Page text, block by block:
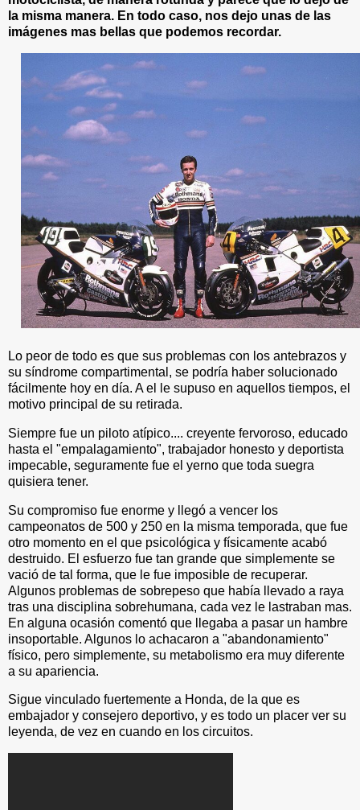
la misma manera. En todo caso, nos dejo unas de las
imágenes mas bellas que podemos recordar.
Lo peor de todo es que sus problemas con los antebrazos y
su síndrome compartimental, se podría haber solucionado
fácilmente hoy en día. A el le supuso en aquellos tiempos, el
motivo principal de su retirada.
Siempre fue un piloto atípico.... creyente fervoroso, educado
hasta el "empalagamiento", trabajador honesto y deportista
impecable, seguramente fue el yerno que toda suegra
quisiera tener.
Su compromiso fue enorme y llegó a vencer los
campeonatos de 500 y 250 en la misma temporada, que fue
otro momento en el que psicológica y físicamente acabó
destruido. El esfuerzo fue tan grande que simplemente se
vació de tal forma, que le fue imposible de recuperar.
Algunos problemas de sobrepeso que había llevado a raya
tras una disciplina sobrehumana, cada vez le lastraban mas.
En alguna ocasión comentó que llegaba a pasar un hambre
insoportable. Algunos lo achacaron a "abandonamiento"
físico, pero simplemente, su metabolismo era muy diferente
a su apariencia.
Sigue vinculado fuertemente a Honda, de la que es
embajador y consejero deportivo, y es todo un placer ver su
leyenda, de vez en cuando en los circuitos.